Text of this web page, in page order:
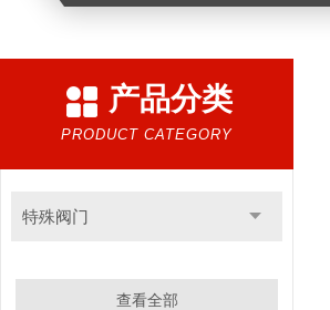
产品分类
PRODUCT CATEGORY
特殊阀门
查看全部